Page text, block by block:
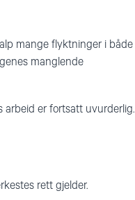
mange flyktninger i både
manglende
arbeid er fortsatt uvurderlig.
rett gjelder.